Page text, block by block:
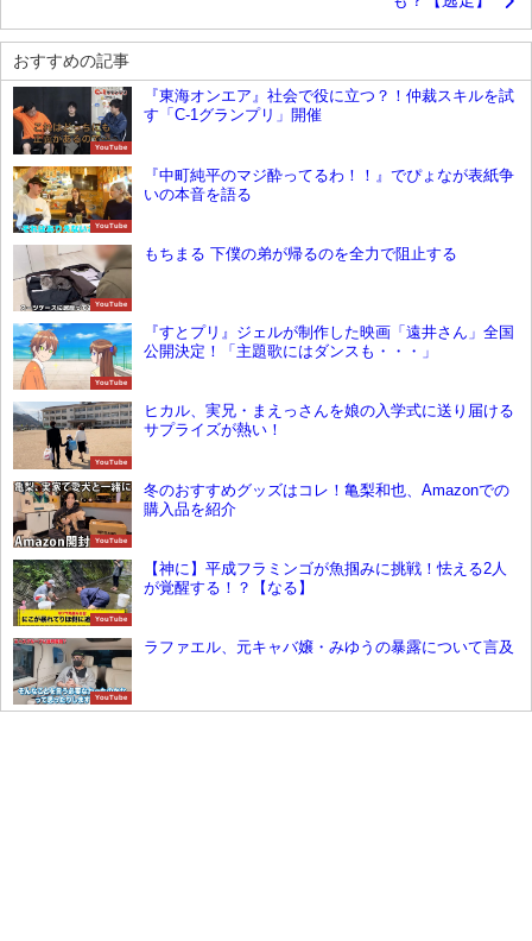
おすすめの記事
YouTube
『東海オンエア』社会で役に立つ？！仲裁スキルを試
す「C-1グランプリ」開催
YouTube
『中町純平のマジ酔ってるわ！！』でぴょなが表紙争
いの本音を語る
YouTube
もちまる 下僕の弟が帰るのを全力で阻止する
YouTube
『すとプリ』ジェルが制作した映画「遠井さん」全国
公開決定！「主題歌にはダンスも・・・」
YouTube
ヒカル、実兄・まえっさんを娘の入学式に送り届ける
サプライズが熱い！
YouTube
冬のおすすめグッズはコレ！亀梨和也、Amazonでの
購入品を紹介
YouTube
【神に】平成フラミンゴが魚掴みに挑戦！怯える2人
が覚醒する！？【なる】
YouTube
ラファエル、元キャバ嬢・みゆうの暴露について言及